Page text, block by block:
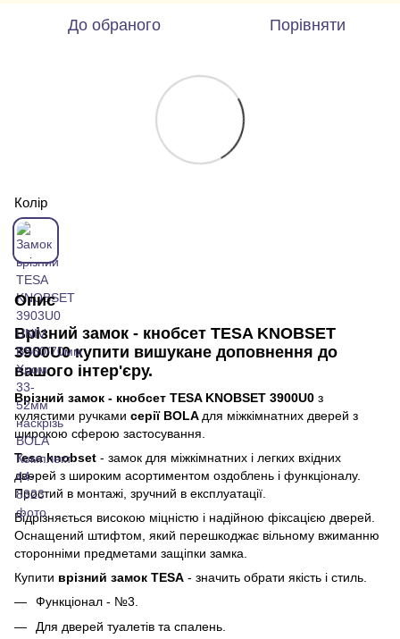
До обраного Порівняти
Колір
Опис
Врізний замок - кнобсет TESA KNOBSET
3900U0купити вишукане доповнення до
вашого інтер'єру.
Врізний замок - кнобсет TESA KNOBSET 3900U0 з
кулястими ручками серії BOLA для міжкімнатних дверей з
широкою сферою застосування.
Tesa knobset - замок для міжкімнатних і легких вхідних
дверей з широким асортиментом оздоблень і функціоналу.
Простий в монтажі, зручний в експлуатації.
Відрізняється високою міцністю і надійною фіксацією дверей.
Оснащений штифтом, який перешкоджає вільному вжиманню
сторонніми предметами защіпки замка.
Купити врізний замок TESA - значить обрати якість і стиль.
Функціонал - №3.
Для дверей туалетів та спалень.